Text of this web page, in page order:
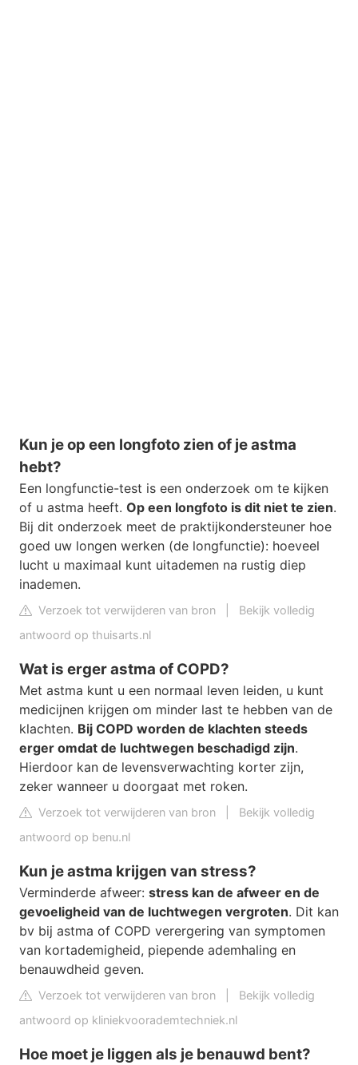
Kun je op een longfoto zien of je astma
hebt?
Een longfunctie-test is een onderzoek om te kijken
of u astma heeft. Op een longfoto is dit niet te zien.
Bij dit onderzoek meet de praktijkondersteuner hoe
goed uw longen werken (de longfunctie): hoeveel
lucht u maximaal kunt uitademen na rustig diep
inademen.
Verzoek tot verwijderen van bron
Bekijk volledig
antwoord op thuisarts.nl
Wat is erger astma of COPD?
Met astma kunt u een normaal leven leiden, u kunt
medicijnen krijgen om minder last te hebben van de
klachten. Bij COPD worden de klachten steeds
erger omdat de luchtwegen beschadigd zijn.
Hierdoor kan de levensverwachting korter zijn,
zeker wanneer u doorgaat met roken.
Verzoek tot verwijderen van bron
Bekijk volledig
antwoord op benu.nl
Kun je astma krijgen van stress?
Verminderde afweer: stress kan de afweer en de
gevoeligheid van de luchtwegen vergroten. Dit kan
bv bij astma of COPD verergering van symptomen
van kortademigheid, piepende ademhaling en
benauwdheid geven.
Verzoek tot verwijderen van bron
Bekijk volledig
antwoord op kliniekvoorademtechniek.nl
Hoe moet je liggen als je benauwd bent?